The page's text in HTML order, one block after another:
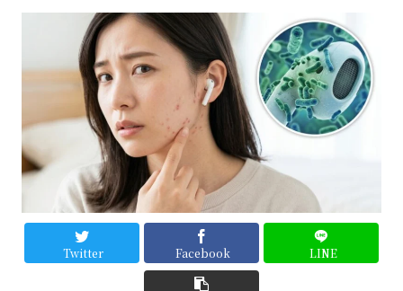
Twitter Facebook LINE